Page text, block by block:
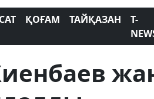
ҚОҒАМ ТАЙҚАЗАН
T-